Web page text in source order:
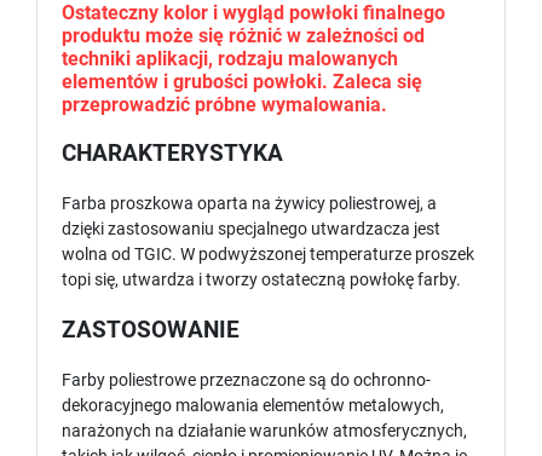
Ostateczny kolor i wygląd powłoki finalnego
produktu może się różnić w zależności od
techniki aplikacji, rodzaju malowanych
elementów i grubości powłoki. Zaleca się
przeprowadzić próbne wymalowania.
CHARAKTERYSTYKA
Farba proszkowa oparta na żywicy poliestrowej, a
dzięki zastosowaniu specjalnego utwardzacza jest
wolna od TGIC. W podwyższonej temperaturze proszek
topi się, utwardza i tworzy ostateczną powłokę farby.
ZASTOSOWANIE
Farby poliestrowe przeznaczone są do ochronno-
dekoracyjnego malowania elementów metalowych,
narażonych na działanie warunków atmosferycznych,